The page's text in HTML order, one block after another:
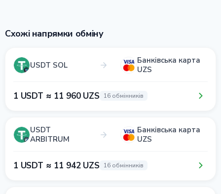
Схожі напрямки обміну
USDT SOL
Банківська карта
UZS
1 USDT ≈ 11 960 UZS 16 обмінників
USDT
ARBITRUM
Банківська карта
UZS
1 USDT ≈ 11 942 UZS 16 обмінників